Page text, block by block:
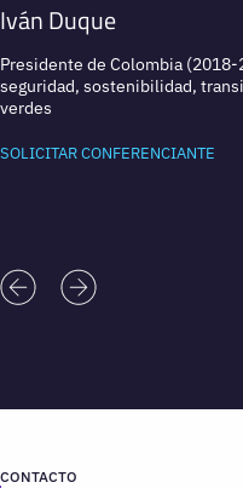
Iván Duque
Presidente de Colombia
seguridad, sostenibilidad,
verdes
SOLICITAR CONFERENCIANTE
CONTACTO